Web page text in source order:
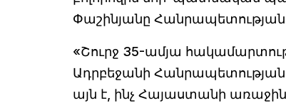
Փաշինյանը
«Շուրջ 35-ամյա
Ադրբեջանի
այն է, ինչ Հայաստանի